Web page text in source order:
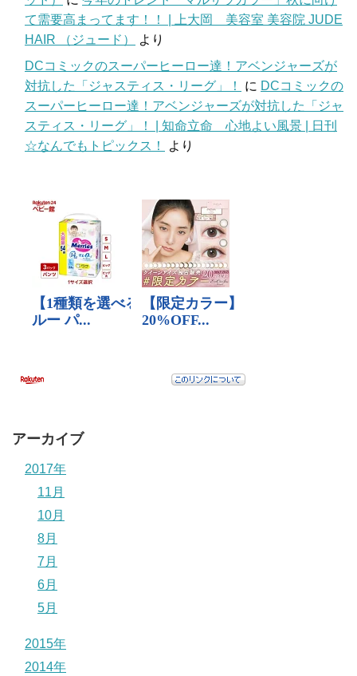
て需要高まってます！！ | 上大岡 美容室 美容院 JUDE
HAIR （ジュード）
より
DCコミックのスーパーヒーロー達！アベンジャーズが
対抗した「ジャスティス・リーグ」！
に DCコミックの
スーパーヒーロー達！アベンジャーズが対抗した「ジャ
スティス・リーグ」！ | 知命立命 心地よい風景 | 日刊
☆なんでもトピックス！
より
アーカイブ
2017年
11月
10月
8月
7月
6月
5月
2015年
2014年